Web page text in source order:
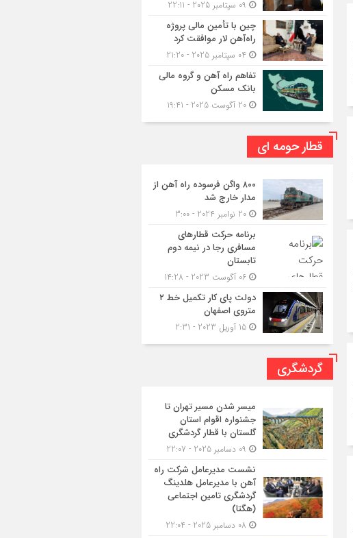
چین با تأمین مالی پروژه
راه‌آهن لار موافقت کرد
تفاهم راه آهن و گروه مالی
بانک مسکن
قطار حومه ای
۸۰۰ واگن فرسوده راه آهن از
مدار خارج شد
برنامه حرکت قطارهای
مسافری رجا در نیمه دوم
تابستان
دولت پای کار تکمیل خط ۲
متروی اصفهان
گردشگری
میسر شدن مسیر تهران تا
جشنواره اقوام استان
گلستان با قطار گردشگری
نشست مدیرعامل شرکت راه
آهن با مدیرعامل هلدینگ
گردشگری تامین اجتماعی
(هگتا)